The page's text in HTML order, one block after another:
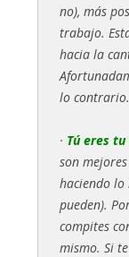
no), más
trabajo.
hacia la
lo contrario.
· Tú eres
son
haciendo lo
pueden).
compites
mismo. Si